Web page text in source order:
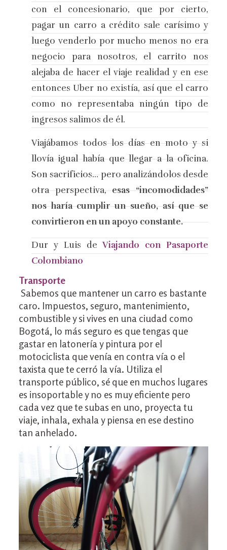
con el concesionario, que por cierto,
pagar un carro a crédito sale carísimo y
luego venderlo por mucho menos no era
negocio para nosotros, el carrito nos
alejaba de hacer el viaje realidad y en ese
entonces Uber no existía, así que el carro
como no representaba ningún tipo de
ingresos salimos de él.
Viajábamos todos los días en moto y si
llovía igual había que llegar a la oficina.
Son sacrificios… pero analizándolos desde
otra perspectiva,esas “incomodidades”
nos haría cumplir un sueño, así que se
convirtieron en un apoyo constante.
Dur y Luis deViajando con Pasaporte
Colombiano
Transporte
Sabemos que mantener un carro es bastante
caro. Impuestos, seguro, mantenimiento,
combustible y si vives en una ciudad como
Bogotá, lo más seguro es que tengas que
gastar en latonería y pintura por el
motociclista que venía en contra vía o el
taxista que te cerró la vía. Utiliza el
transporte público, sé que en muchos lugares
es insoportable y no es muy eficiente pero
cada vez que te subas en uno, proyecta tu
viaje, inhala, exhala y piensa en ese destino
tan anhelado.